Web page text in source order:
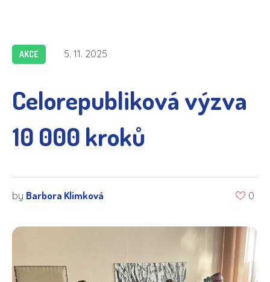
AKCE 5. 11. 2025
Celorepubliková výzva
10 000 kroků
by Barbora Klimková 0